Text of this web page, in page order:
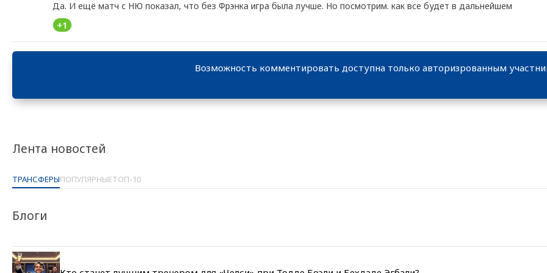
Лента новостей
ТРАНСФЕРЫПОПУЛЯРНЫЕТОП-10
Блоги
Да. И ещё матч с НЮ показал, что без Фрэнка игра была лучше. Но посмотрим. как все будет в дальнейшем
+1
Возможность комментировать доступна только авторизрованным